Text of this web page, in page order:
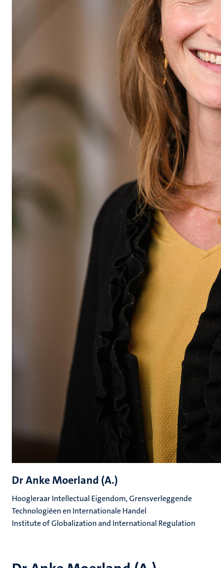
Dr Anke Moerland (A.)
Hoogleraar Intellectual Eigendom, Grensverleggende
Technologiëen en Internationale Handel
Institute of Globalization and International Regulation